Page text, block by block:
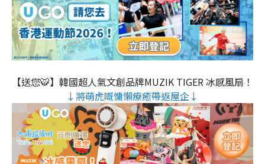
【送您🐯】韓國超人氣文創品牌MUZIK TIGER 冰感風扇！
↓將萌虎嘅慵懶療癒帶返屋企↓